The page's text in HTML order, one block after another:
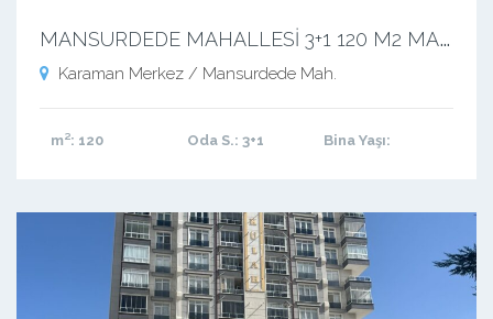
M
ANSURDEDE MAHALLESİ 3+1 120 M2 MASRAFSIZ KUPON DAİRE
Karaman Merkez / Mansurdede Mah.
m²: 120 Oda S.: 3+1 Bina Yaşı: